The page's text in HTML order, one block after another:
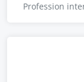
Profession